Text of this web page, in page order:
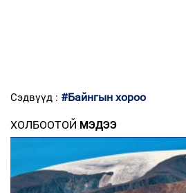
Сэдвүүд : #Байнгын хороо
ХОЛБООТОЙ МЭДЭЭ